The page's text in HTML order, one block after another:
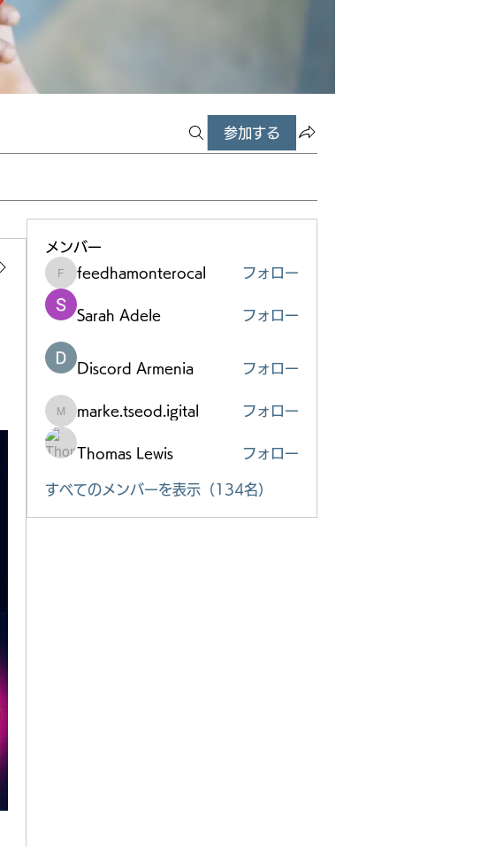
参加する
メンバー
feedhamonterocal
feedhamonterocal フォロー
Sarah Adele フォロー
Discord Armenia フォロー
marke.tseod.igital
marke.tseod.igital フォロー
Thomas Lewis フォロー
すべてのメンバーを表示（134名）